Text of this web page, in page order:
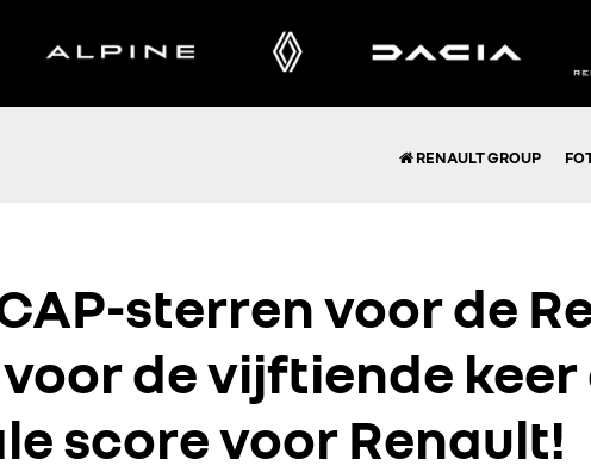
RENAULT GROUP
sterren voor de
de vijftiende keer
score voor Renault!